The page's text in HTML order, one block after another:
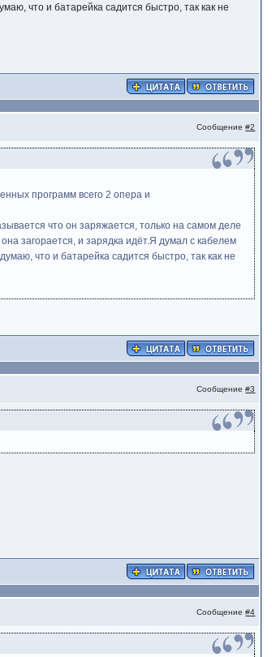
что и батарейка садится быстро, так как не
Сообщение#2
программ всего 2 опера и
что он заряжается, только на самом деле
загорается, и зарядка идёт.Я думал с кабелем
что и батарейка садится быстро, так как не
Сообщение#3
Сообщение#4